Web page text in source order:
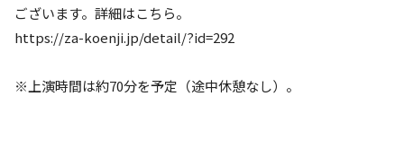
ございます。詳細はこちら。
https://za-koenji.jp/detail/?id=292
※上演時間は約70分を予定（途中休憩なし）。